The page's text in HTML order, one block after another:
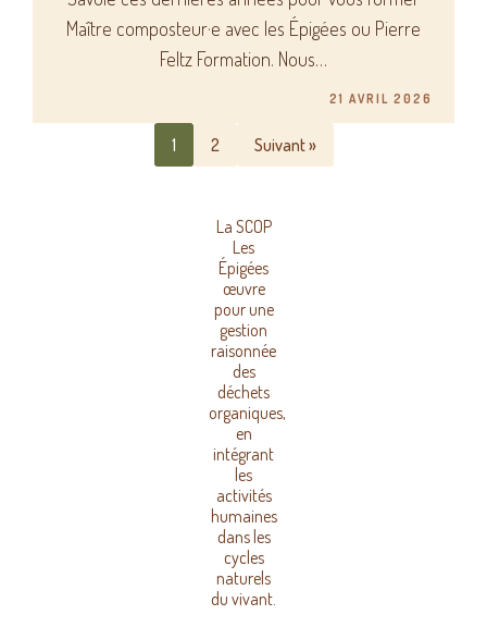
Maître composteur·e avec les Épigées ou Pierre
Feltz Formation. Nous…
21 AVRIL 2026
1 2 Suivant »
La SCOP
Les
Épigées
œuvre
pour une
gestion
raisonnée
des
déchets
organiques,
en
intégrant
les
activités
humaines
dans les
cycles
naturels
du vivant.